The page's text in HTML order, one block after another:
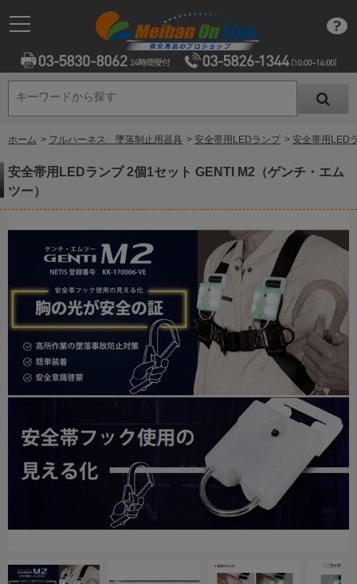
キーワードから探す
キーワードから探す
ホーム > フルハーネス 墜落制止用器具 > 安全帯用LEDランプ > 安全帯用LED
安全帯用LEDランプ 2個1セット GENTI M2（ゲンチ・エム
ツー）